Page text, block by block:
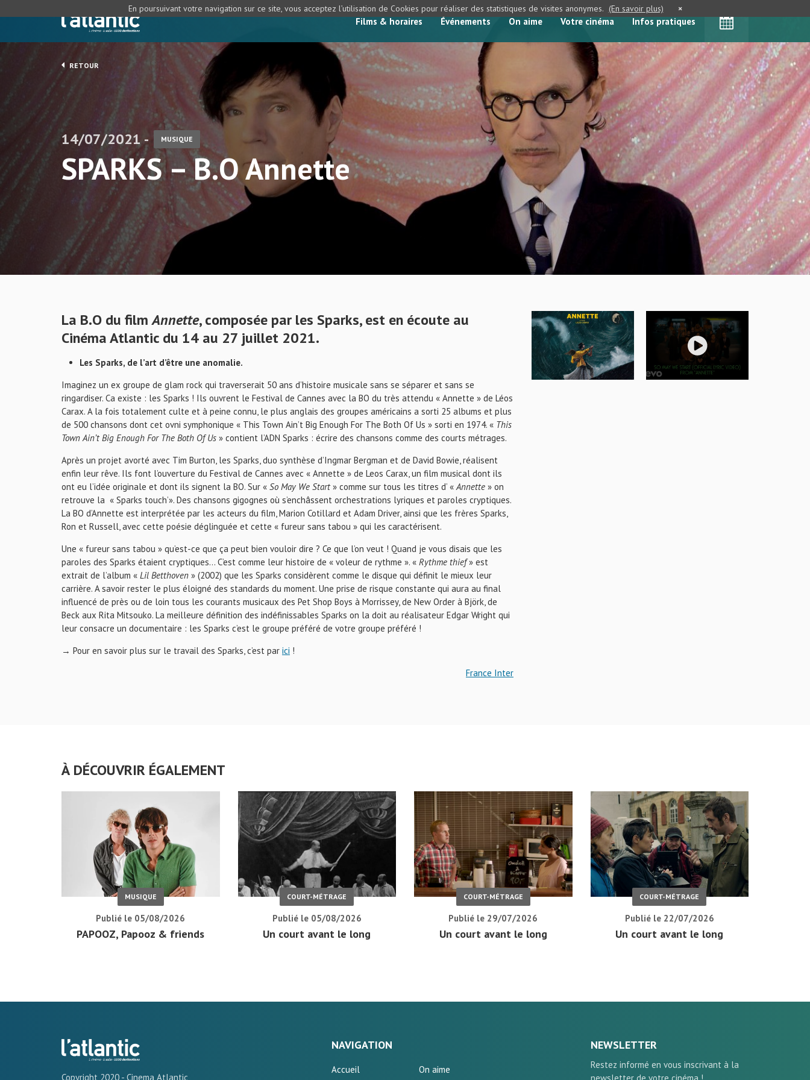
Films & horaires Événements On aime Votre cinéma Infos pratiques
RETOUR
14/07/2021 - MUSIQUE
SPARKS – B.O Annette
La B.O du filmAnnette, composée par les Sparks, est en écoute au
Cinéma Atlantic du 14 au 27 juillet 2021.
Les Sparks, de l’art d’être une anomalie.
Imaginez un ex groupe de glam rock qui traverserait 50 ans d’histoire musicale sans se séparer et sans se
ringardiser. Ca existe : les Sparks ! Ils ouvrent le Festival de Cannes avec la BO du très attendu « Annette » de Léos
Carax. A la fois totalement culte et à peine connu, le plus anglais des groupes américains a sorti 25 albums et plus
de 500 chansons dont cet ovni symphonique « This Town Ain’t Big Enough For The Both Of Us » sorti en 1974. « This
Town Ain’t Big Enough For The Both Of Us » contient l’ADN Sparks : écrire des chansons comme des courts métrages.
Après un projet avorté avec Tim Burton, les Sparks, duo synthèse d’Ingmar Bergman et de David Bowie, réalisent
enfin leur rêve. Ils font l’ouverture du Festival de Cannes avec « Annette » de Leos Carax, un film musical dont ils
ont eu l’idée originale et dont ils signent la BO. Sur « So May We Start» comme sur tous les titres d’ «Annette » on
retrouve la « Sparks touch’». Des chansons gigognes où s’enchâssent orchestrations lyriques et paroles cryptiques.
La BO d’Annette est interprétée par les acteurs du film, Marion Cotillard et Adam Driver, ainsi que les frères Sparks,
Ron et Russell, avec cette poésie déglinguée et cette « fureur sans tabou » qui les caractérisent.
Une « fureur sans tabou » qu’est-ce que ça peut bien vouloir dire ? Ce que l’on veut ! Quand je vous disais que les
paroles des Sparks étaient cryptiques… C’est comme leur histoire de « voleur de rythme ». « Rythme thief» est
extrait de l’album « Lil Betthoven » (2002) que les Sparks considèrent comme le disque qui définit le mieux leur
carrière. A savoir rester le plus éloigné des standards du moment. Une prise de risque constante qui aura au final
influencé de près ou de loin tous les courants musicaux des Pet Shop Boys à Morrissey, de New Order à Björk, de
Beck aux Rita Mitsouko. La meilleure définition des indéfinissables Sparks on la doit au réalisateur Edgar Wright qui
leur consacre un documentaire : les Sparks c’est le groupe préféré de votre groupe préféré !
→ Pour en savoir plus sur le travail des Sparks, c’est par ici !
France Inter
À DÉCOUVRIR ÉGALEMENT
MUSIQUE
Publié le 05/08/2026
PAPOOZ, Papooz & friends
COURT-MÉTRAGE
Publié le 05/08/2026
Un court avant le long
COURT-MÉTRAGE
Publié le 29/07/2026
Un court avant le long
COURT-MÉTRAGE
Publié le 22/07/2026
Un court avant le long
Copyright 2020 - Cinema Atlantic
NAVIGATION
Accueil On aime
NEWSLETTER
Restez informé en vous inscrivant à la
En poursuivant votre navigation sur ce site, vous acceptez l’utilisation de Cookies pour réaliser des statistiques de visites anonymes. (En savoir plus) ×